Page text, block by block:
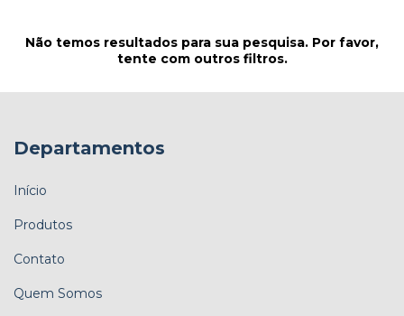
Não temos resultados para sua pesquisa. Por favor,
tente com outros filtros.
Departamentos
Início
Produtos
Contato
Quem Somos